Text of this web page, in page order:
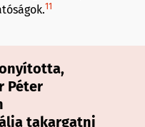
11
Péter
takargatni